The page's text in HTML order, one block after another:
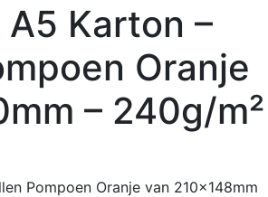
Karton –
Oranje
– 240g/m²
Pompoen Oranje van 210x148mm